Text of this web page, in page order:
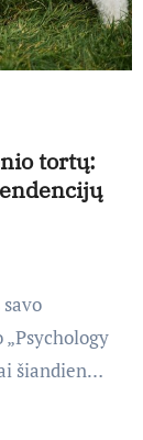
tortų:
šiandien…